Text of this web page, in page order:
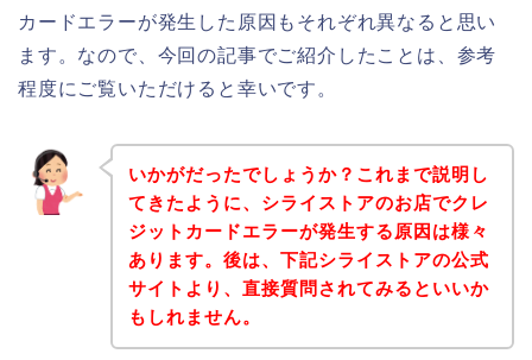
カードエラーが発生した原因もそれぞれ異なると思い
ます。なので、今回の記事でご紹介したことは、参考
程度にご覧いただけると幸いです。
いかがだったでしょうか？これまで説明し
てきたように、シライストアのお店でクレ
ジットカードエラーが発生する原因は様々
あります。後は、下記シライストアの公式
サイトより、直接質問されてみるといいか
もしれません。